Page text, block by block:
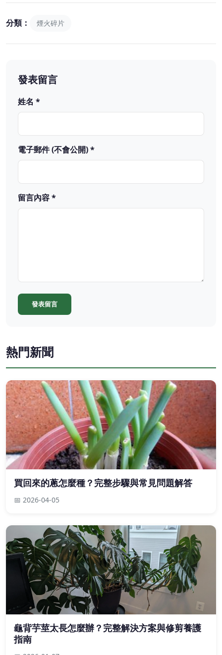
分類： 煙火碎片
發表留言
姓名 *
電子郵件 (不會公開) *
留言內容 *
發表留言
熱門新聞
買回來的蔥怎麼種？完整步驟與常見問題解答
📅 2026-04-05
龜背芋莖太長怎麼辦？完整解決方案與修剪養護
指南